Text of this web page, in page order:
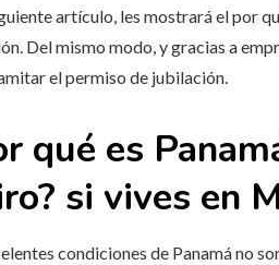
artículo, les mostrará el por
Del mismo modo, y gracias a
el permiso de jubilación.
qué es
si vives en
condiciones de Panamá no